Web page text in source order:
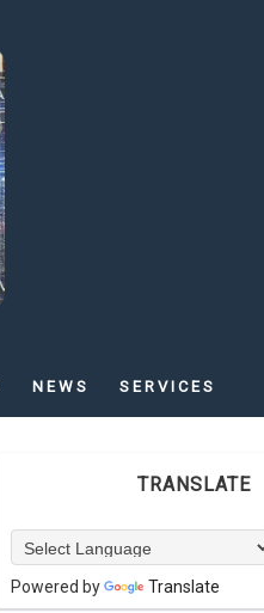
NEWS SERVICES
TRANSLATE
Powered by Translate